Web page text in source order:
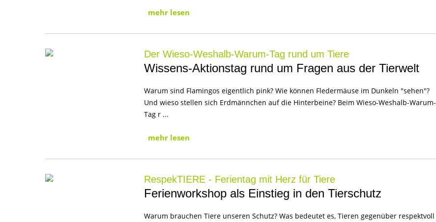
mehr lesen
Der Wieso-Weshalb-Warum-Tag rund um Tiere
Wissens-Aktionstag rund um Fragen aus der Tierwelt
Warum sind Flamingos eigentlich pink? Wie können Fledermäuse im Dunkeln "sehen"?
Und wieso stellen sich Erdmännchen auf die Hinterbeine? Beim Wieso-Weshalb-Warum-
Tag r ...
mehr lesen
RespekTIERE - Ferientag mit Herz für Tiere
Ferienworkshop als Einstieg in den Tierschutz
Warum brauchen Tiere unseren Schutz? Was bedeutet es, Tieren gegenüber respektvoll